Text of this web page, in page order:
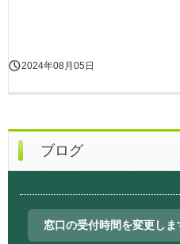
2024年08月05日
ブログ
窓口の受付時間を変更しま